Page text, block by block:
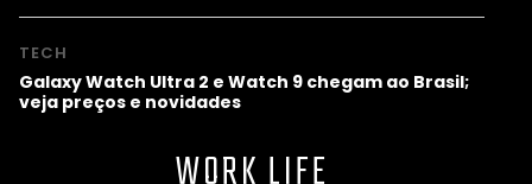
TECH
Galaxy Watch Ultra 2 e Watch 9 chegam ao Brasil;
veja preços e novidades